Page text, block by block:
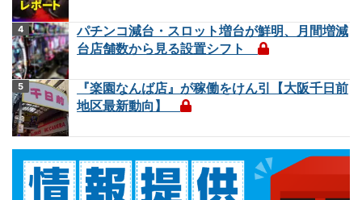
パチンコ減台・スロット増台が鮮明、月間増減
台店舗数から見る設置シフト
『楽園なんば店』が稼働をけん引【大阪千日前
地区最新動向】